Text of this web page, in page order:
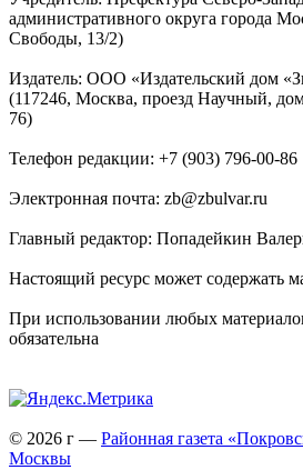
административного округа города
Свободы, 13/2)
Издатель: ООО «Издательский дом
(117246, Москва, проезд Научный,
76)
Телефон редакции: +7 (903) 796-00-86
Электронная почта: zb@zbulvar.ru
Главный редактор: Попадейкин
Настоящий ресурс может содержать
При использовании любых
обязательна
© 2026 г — Районная газета
Москвы